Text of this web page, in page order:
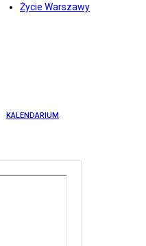
Życie Warszawy
KALENDARIUM